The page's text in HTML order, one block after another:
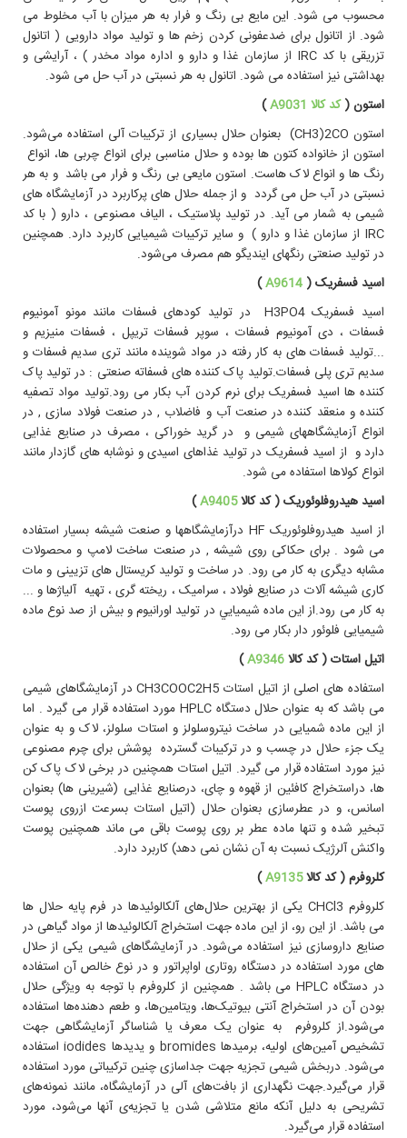
محسوب می شود. این مایع بی رنگ و فرار به هر میزان با آب مخلوط می
شود. از اتانول برای ضدعفونی کردن زخم ها و تولید مواد دارویی ( اتانول
تزريقی با کد IRC از سازمان غذا و دارو و اداره مواد مخدر ) ، آرایشی و
بهداشتی نیز استفاده می شود. اتانول به هر نسبتی در آب حل می شود.
استون (کد کالا A9031
)
استون CH3)2CO) بعنوان حلال بسیاری از ترکیبات آلی استفاده می‌شود.
استون از خانواده کتون ها بوده و حلال مناسبی برای انواع چربی ها، انواع
رنگ ها و انواع لاک هاست. استون مایعی بی رنگ و فرار می باشد و به هر
نسبتی در آب حل می گردد و از جمله حلال های پرکاربرد در آزمایشگاه های
شیمی به شمار می آید. در تولید پلاستیک ، الیاف مصنوعی ، دارو ( با کد
IRC از سازمان غذا و دارو ) و سایر ترکیبات شیمیایی کاربرد دارد. همچنین
در تولید صنعتی رنگهای ایندیگو هم مصرف می‌شود.
اسيد فسفريک ( A9614
)
اسيد فسفريک H3PO4 در تولید کودهای فسفات مانند مونو آمونیوم
فسفات ، دی آمونیوم فسفات ، سوپر فسفات تریپل ، فسفات منیزیم و
...تولید فسفات های به کار رفته در مواد شوینده مانند تری سدیم فسفات و
سدیم تری پلی فسفات.تولید پاک کننده های فسفاته صنعتی : در تولید پاک
کننده ها اسید فسفریک برای نرم کردن آب بکار می رود.تولید مواد تصفیه
کننده و منعقد کننده در صنعت آب و فاضلاب , در صنعت فولاد سازی , در
انواع آزمايشگاههای شيمی و در گرید خوراکی ، مصرف در صنایع غذایی
دارد و از اسید فسفریک در تولید غذاهای اسیدی و نوشابه های گازدار مانند
انواع کولاها استفاده می شود.
اسيد هيدروفلوئوريک ( کد کالاA9405
)
از اسيد هيدروفلوئوريک HF درآزمايشگاهها و صنعت شيشه بسيار استفاده
می شود . برای حکاکی روی شیشه , در صنعت ساخت لامپ و محصولات
مشابه دیگری به کار می رود. در ساخت و تولید کریستال های تزیینی و مات
کاری شیشه آلات در صنایع فولاد ، سرامیک ، ریخته گری ، تهیه آلیاژها و ...
به کار می رود.از اين ماده شيميايي در تولید اورانیوم و بیش از صد نوع ماده
شیمیایی فلوئور دار بکار می رود.
اتيل استات ( کد کالاA9346
)
استفاده های اصلی از اتیل استات CH3COOC2H5 در آزمايشگاهای شيمی
می باشد که به عنوان حلال دستگاه HPLC مورد استفاده قرار می گيرد . اما
از اين ماده شمیایی در ساخت نیتروسلولز و استات سلولز، لاک و به عنوان
یک جزء حلال در چسب و در ترکیبات گسترده پوشش برای چرم مصنوعی
نيز مورد استفاده قرار می گيرد. اتیل استات همچنین در برخی لاک پاک کن
ها، دراستخراج کافئین از قهوه و چای، درصنایع غذایی (شیرینی ها) بعنوان
اسانس، و در عطرسازی بعنوان حلال (اتیل استات بسرعت ازروی پوست
تبخیر شده و تنها ماده عطر بر روی پوست باقی می ماند همچنین پوست
واکنش آلرژیک نسبت به آن نشان نمی دهد) کاربرد دارد.
کلروفرم ( کد کالاA9135
)
کلروفرم CHCl3 یکی از بهترین حلال‌های آلکالوئیدها در فرم پایه حلال ها
می باشد. از اين رو، از این ماده جهت استخراج آلکالوئیدها از مواد گیاهی در
صنایع داروسازی نيز استفاده می‌شود. در آزمايشگاهای شيمی يکی از حلال
های مورد استفاده در دستگاه روتاری اواپراتور و در نوع خالص آن استفاده
در دستگاه HPLC می باشد . همچنین از کلروفرم با توجه به ویژگی حلال
بودن آن در استخراج آنتی بیوتیک‌ها، ویتامین‌ها، و طعم دهنده‌ها استفاده
می‌شود.از کلروفرم به عنوان یک معرف یا شناساگر آزمایشگاهی جهت
تشخیص آمین‌های اولیه، برمیدها bromides و یدیدها iodides استفاده
می‌شود. دربخش شیمی تجزیه جهت جداسازی چنین ترکیباتی مورد استفاده
قرار می‌گیرد.جهت نگهداری از بافت‌های آلی در آزمایشگاه، مانند نمونه‌های
تشریحی به دلیل آنکه مانع متلاشی شدن یا تجزیه‌ی آنها می‌شود، مورد
استفاده قرار می‌گیرد.